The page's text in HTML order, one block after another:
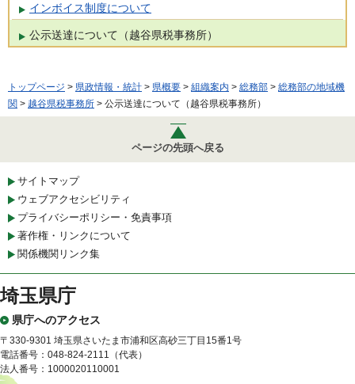
インボイス制度について
公示送達について（越谷県税事務所）
トップページ > 県政情報・統計 > 県概要 > 組織案内 > 総務部 > 総務部の地域機
関 > 越谷県税事務所 > 公示送達について（越谷県税事務所）
ページの先頭へ戻る
サイトマップ
ウェブアクセシビリティ
プライバシーポリシー・免責事項
著作権・リンクについて
関係機関リンク集
埼玉県庁
県庁へのアクセス
〒330-9301 埼玉県さいたま市浦和区高砂三丁目15番1号
電話番号：048-824-2111（代表）
法人番号：1000020110001